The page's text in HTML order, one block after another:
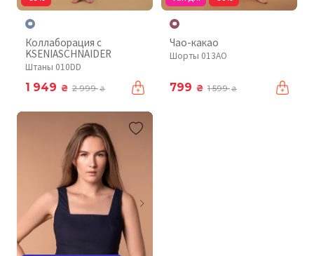
Коллаборация с
KSENIASCHNAIDER
Штаны 010DD
1 949 ₴ 2 999₴
Чао-какао
Шорты 013AO
799 ₴ 1 599₴